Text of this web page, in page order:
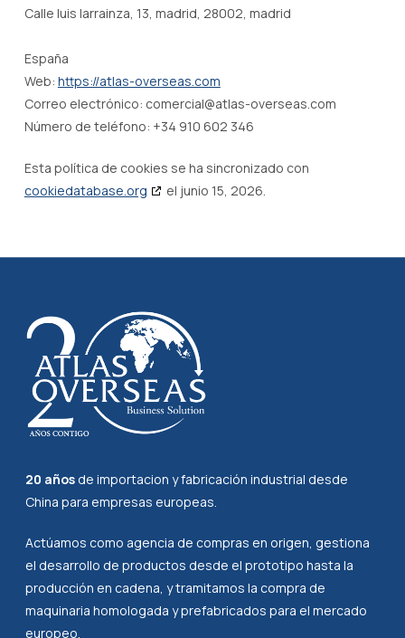
Calle luis larrainza, 13, madrid, 28002, madrid
España
Web: https://atlas-overseas.com
Correo electrónico: comercial@atlas-overseas.com
Número de teléfono: +34 910 602 346
Esta política de cookies se ha sincronizado con
cookiedatabase.org
el junio 15, 2026.
20 años de importacion y fabricación industrial desde
China para empresas europeas.
Actúamos como agencia de compras en origen, gestiona
el desarrollo de productos desde el prototipo hasta la
producción en cadena, y tramitamos la compra de
maquinaria homologada y prefabricados para el mercado
europeo.